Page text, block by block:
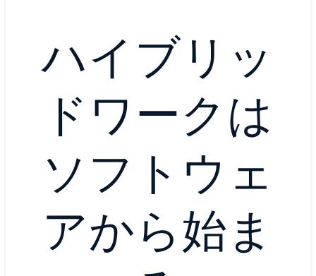
ハイブリッ
ドワークは
ソフトウェ
アから始ま